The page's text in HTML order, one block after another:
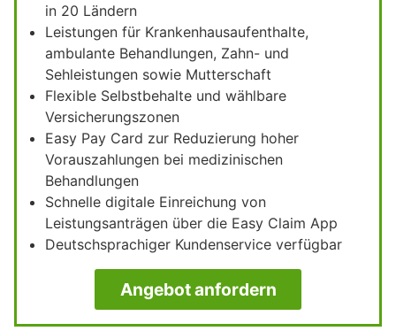
in 20 Ländern
Leistungen für Krankenhausaufenthalte,
ambulante Behandlungen, Zahn- und
Sehleistungen sowie Mutterschaft
Flexible Selbstbehalte und wählbare
Versicherungszonen
Easy Pay Card zur Reduzierung hoher
Vorauszahlungen bei medizinischen
Behandlungen
Schnelle digitale Einreichung von
Leistungsanträgen über die Easy Claim App
Deutschsprachiger Kundenservice verfügbar
Angebot anfordern